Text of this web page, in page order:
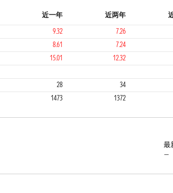
近一年 近两年
9.32 7.26
8.61 7.24
15.01 12.32
2 1
28 34
1473 1372
最
—